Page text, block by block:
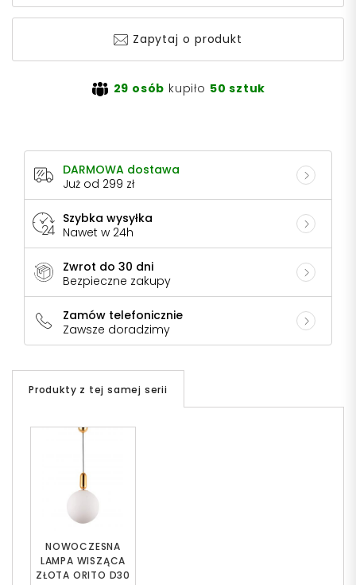
Zapytaj o produkt
29 osób kupiło 50 sztuk
DARMOWA dostawa
Już od 299 zł
Szybka wysyłka
Nawet w 24h
Zwrot do 30 dni
Bezpieczne zakupy
Zamów telefonicznie
Zawsze doradzimy
Produkty z tej samej serii
NOWOCZESNA
LAMPA WISZĄCA
ZŁOTA ORITO D30